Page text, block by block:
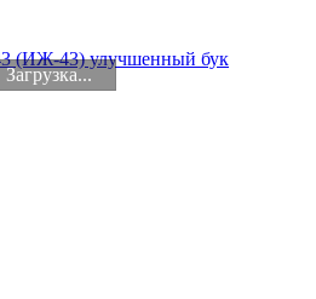
Загрузка...